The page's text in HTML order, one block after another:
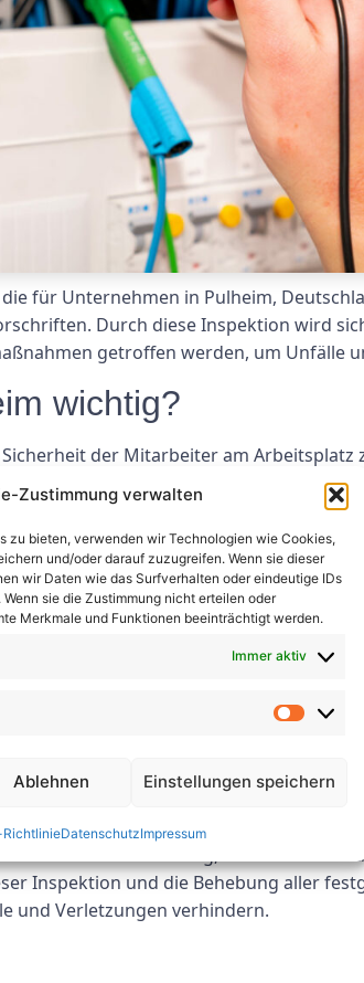
Zustimmung verwalten
zu bieten, verwenden wir Technologien wie Cookies,
und/oder darauf zuzugreifen. Wenn sie dieser
wir Daten wie das Surfverhalten oder eindeutige IDs
sie die Zustimmung nicht erteilen oder
Merkmale und Funktionen beeinträchtigt werden.
Immer aktiv
Ablehnen Einstellungen speichern
DatenschutzImpressum
für Unternehmen in Pulheim,
Durch diese Inspektion wird
getroffen werden, um Unfälle
wichtig?
der Mitarbeiter am Arbeitsplatz
Gefahren erkennen und Maßnahmen
Schaden, sondern hilft auch,
zu beachten?
Arbeitsplatz, um die vorhandenen
die Sicherstellung, dass die
geschult wurden. Der
dass sie auf dem neuesten
entscheidende Prüfung, die zum
Inspektion und die Behebung aller
und Verletzungen verhindern.